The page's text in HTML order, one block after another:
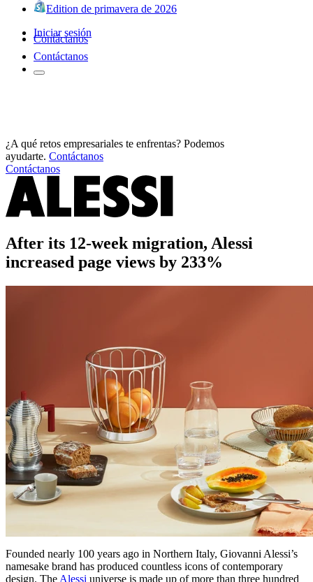
Edition de primavera de 2026
Iniciar sesión
Contáctanos
Contáctanos
¿A qué retos empresariales te enfrentas? Podemos
ayudarte. Contáctanos
Contáctanos
After its 12-week migration, Alessi
increased page views by 233%
Founded nearly 100 years ago in Northern Italy, Giovanni Alessi’s
namesake brand has produced countless icons of contemporary
design. The Alessi universe is made up of more than three hundred